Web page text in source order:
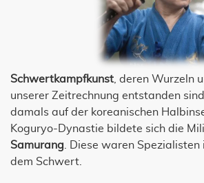
Schwertkampfkunst, deren Wurzeln
unserer Zeitrechnung entstanden
damals auf der koreanischen
Koguryo-Dynastie bildete sich die
Samurang. Diese waren
dem Schwert.